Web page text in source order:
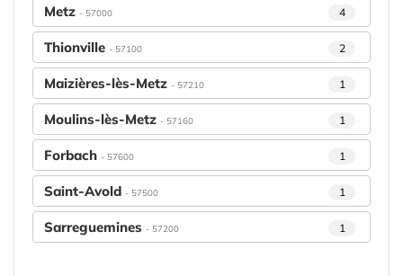
Metz - 57000 4
Thionville - 57100 2
Maizières-lès-Metz - 57210 1
Moulins-lès-Metz - 57160 1
Forbach - 57600 1
Saint-Avold - 57500 1
Sarreguemines - 57200 1